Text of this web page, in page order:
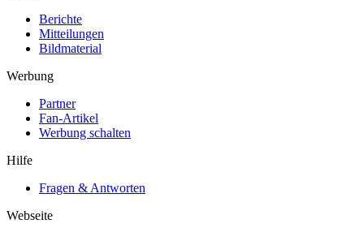
Berichte
Mitteilungen
Bildmaterial
Werbung
Partner
Fan-Artikel
Werbung schalten
Hilfe
Fragen & Antworten
Webseite